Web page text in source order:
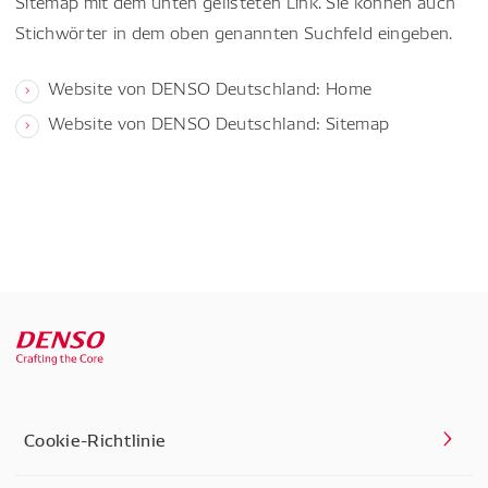
Stichwörter in dem oben genannten Suchfeld eingeben.
Website von DENSO Deutschland: Home
Website von DENSO Deutschland: Sitemap
Cookie-Richtlinie